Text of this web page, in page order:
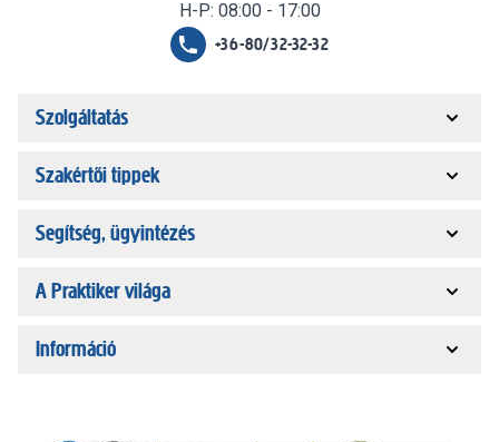
H-P: 08:00 - 17:00
+36-80/32-32-32
Szolgáltatás
Szakértői tippek
Segítség, ügyintézés
A Praktiker világa
Információ